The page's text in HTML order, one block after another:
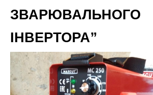
ЗВАРЮВАЛЬНОГО
ІНВЕРТОРА”